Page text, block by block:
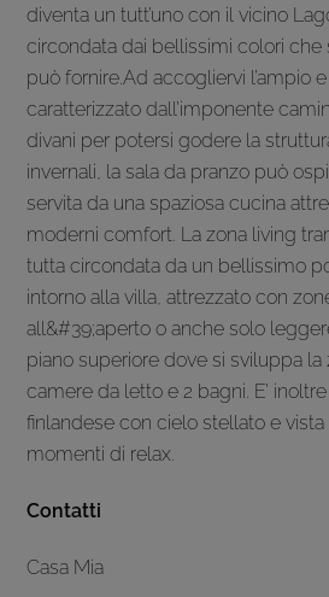
diventa un tutt’uno con il vicino
circondata dai bellissimi colori che
può fornire.Ad accogliervi l’ampio
caratterizzato dall’imponente
divani per potersi godere la
invernali, la sala da pranzo può
servita da una spaziosa cucina
moderni comfort. La zona living
tutta circondata da un bellissimo
intorno alla villa, attrezzato con
all&#39;aperto o anche solo
piano superiore dove si sviluppa
camere da letto e 2 bagni. E’
finlandese con cielo stellato e
momenti di relax.
Contatti
Casa Mia